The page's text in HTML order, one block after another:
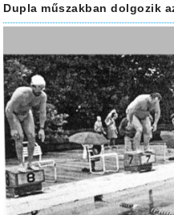
Dupla műszakban dolgozik